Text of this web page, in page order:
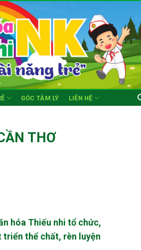
GÓC TÂM LÝ LIÊN HỆ
THƠ
hóa Thiếu nhi tổ chức,
triển thể chất, rèn luyện